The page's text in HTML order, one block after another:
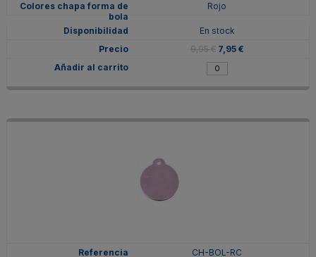
Rojo
En stock
9,95 € 7,95 €
CH-BOL-RC